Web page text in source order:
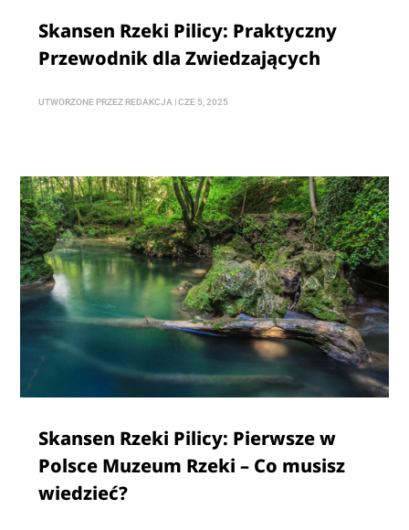
Skansen Rzeki Pilicy: Praktyczny
Przewodnik dla Zwiedzających
UTWORZONE PRZEZ REDAKCJA |CZE 5, 2025
Skansen Rzeki Pilicy: Pierwsze w
Polsce Muzeum Rzeki – Co musisz
wiedzieć?